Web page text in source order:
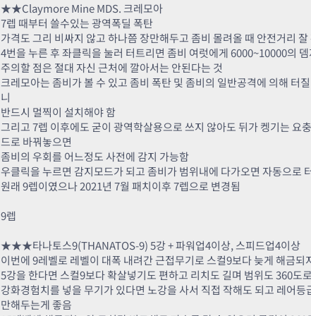
★★Claymore Mine MDS. 크레모아
7렙 때부터 쓸수있는 광역폭딜 폭탄
가격도 그리 비싸지 않고 하나쯤 장만해두고 좀비 몰려올 때 안전거리
4번을 누른 후 좌클릭을 눌러 터트리면 좀비 여럿에게 6000~10000의
주의할 점은 절대 자신 근처에 깔아서는 안된다는 것
크레모아는 좀비가 볼 수 있고 좀비 폭탄 및 좀비의 일반공격에 의해 터
니
반드시 멀찍이 설치해야 함
그리고 7렙 이후에도 굳이 광역학살용으로 쓰지 않아도 뒤가 켕기는 요
드로 바꿔놓으면
좀비의 우회를 어느정도 사전에 감지 가능함
우클릭을 누르면 감지모드가 되고 좀비가 범위내에 다가오면 자동으로
원래 9렙이였으나 2021년 7월 패치이후 7렙으로 변경됨
9렙
★★★타나토스9(THANATOS-9) 5강 + 파워업4이상, 스피드업4이상
이번에 9레벨로 레벨이 대폭 내려간 근접무기로 스컬9보다 늦게 해금되
5강을 한다면 스컬9보다 확살넣기도 편하고 리치도 길며 범위도 360도
강화경험치를 넣을 무기가 있다면 노강을 사서 직접 작해도 되고 레어
만해두는게 좋음